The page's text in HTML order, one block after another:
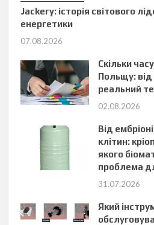
Jackery: історія світового
енергетики
07.08.2026
Скільки
Польщу:
реальний
02.08.2026
Від
клітин:
якого
проблема
31.07.2026
Який